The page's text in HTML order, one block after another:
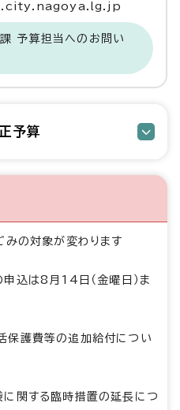
予算担当へのお問い
予算
の対象が変わります
込は8月14日（金曜日）ま
保護費等の追加給付につい
に関する臨時措置の延長につ